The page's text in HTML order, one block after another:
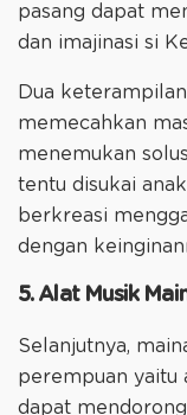
pasang dapat
dan imajinasi si
Dua
memecahkan
menemukan
tentu disukai
berkreasi
dengan
5. Alat Musik
Selanjutnya,
perempuan yaitu
dapat